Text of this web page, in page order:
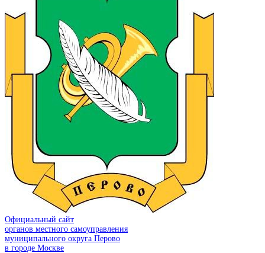
Официальный сайт
органов местного самоуправления
муниципального округа Перово
в городе Москве